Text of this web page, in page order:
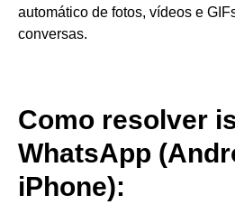
automático de fotos, vídeos e
conversas.
Como resolver
WhatsApp
iPhone):